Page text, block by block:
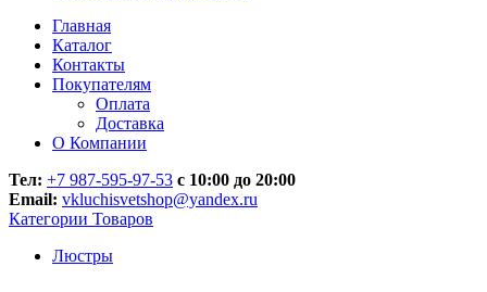
Главная
Каталог
Контакты
Покупателям
Оплата
Доставка
О Компании
Тел: +7 987-595-97-53 с 10:00 до 20:00
Email: vkluchisvetshop@yandex.ru
Категории Товаров
Люстры